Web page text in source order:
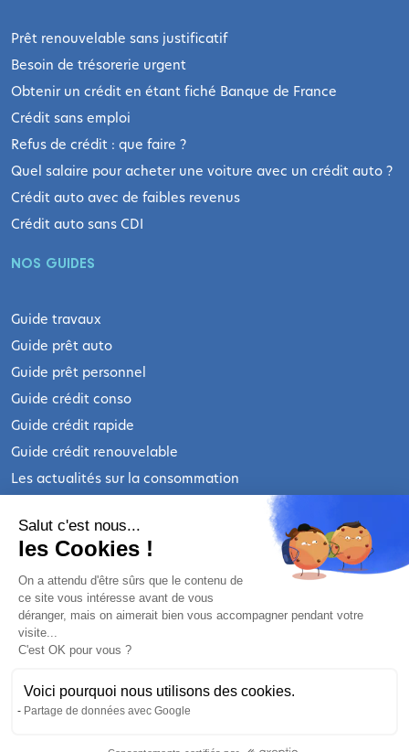
Prêt renouvelable sans justificatif
Besoin de trésorerie urgent
Obtenir un crédit en étant fiché Banque de France
Crédit sans emploi
Refus de crédit : que faire ?
Quel salaire pour acheter une voiture avec un crédit auto ?
Crédit auto avec de faibles revenus
Crédit auto sans CDI
NOS GUIDES
Guide travaux
Guide prêt auto
Guide prêt personnel
Guide crédit conso
Guide crédit rapide
Guide crédit renouvelable
Les actualités sur la consommation
INFORMATIONS LÉGALES
Qui sommes-nous ?
Nous contacter
Mentions légales
Mentions légales prêt personnel
Politique de confidentialité
Salut c'est nous...
les Cookies !
On a attendu d'être sûrs que le contenu de
ce site vous intéresse avant de vous
déranger, mais on aimerait bien vous accompagner pendant votre
visite...
C'est OK pour vous ?
Voici pourquoi nous utilisons des cookies.
Partage de données avec Google